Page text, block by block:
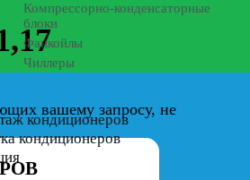
Компрессорно-конденсаторные
блоки
Фанкойлы
Чиллеры
кондиционеров
кондиционеров
вашему запросу, не